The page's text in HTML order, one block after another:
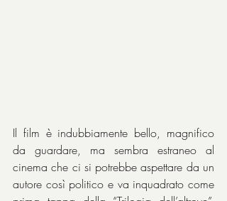
Il film è indubbiamente bello, magnifico
da guardare, ma sembra estraneo al
cinema che ci si potrebbe aspettare da un
autore così politico e va inquadrato come